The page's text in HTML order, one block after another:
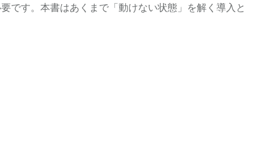
です。本書はあくまで「動けない状態」を解く導入と